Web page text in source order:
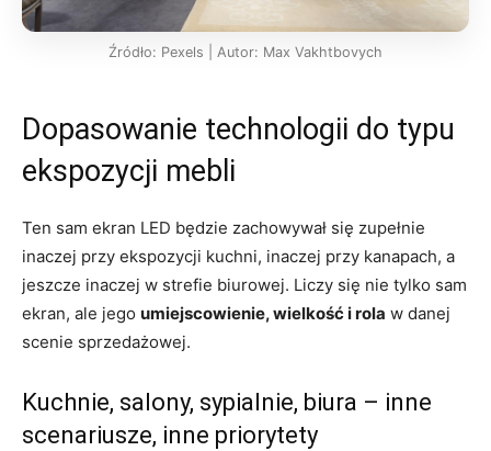
Źródło: Pexels | Autor: Max Vakhtbovych
Dopasowanie technologii do typu
ekspozycji mebli
Ten sam ekran LED będzie zachowywał się zupełnie
inaczej przy ekspozycji kuchni, inaczej przy kanapach, a
jeszcze inaczej w strefie biurowej. Liczy się nie tylko sam
ekran, ale jego umiejscowienie, wielkość i rola w danej
scenie sprzedażowej.
Kuchnie, salony, sypialnie, biura – inne
scenariusze, inne priorytety